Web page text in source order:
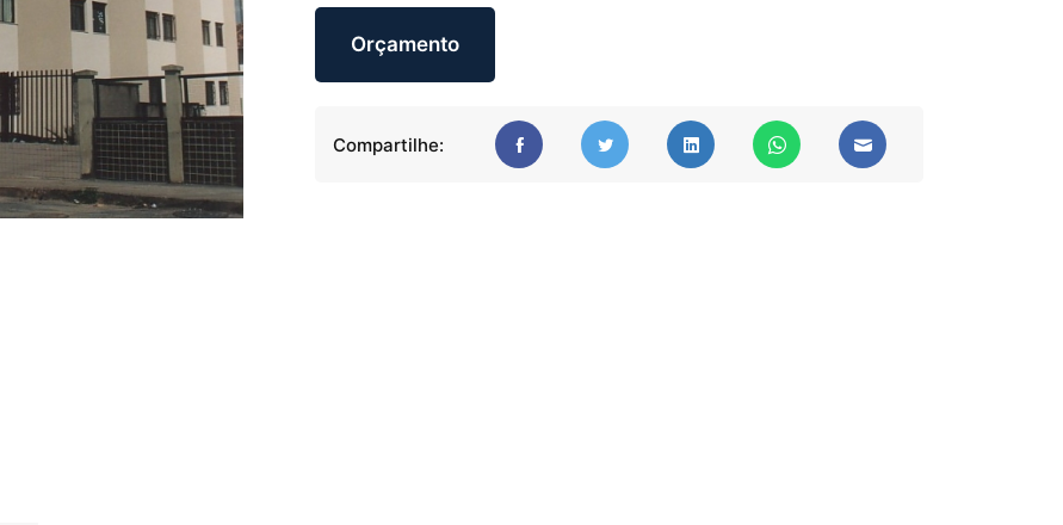
Orçamento
Compartilhe: